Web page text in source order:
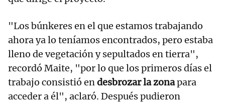
"Los búnkeres en el que estamos trabajando
ahora ya lo teníamos encontrados, pero estaba
lleno de vegetación y sepultados en tierra",
recordó Maite, "por lo que los primeros días el
trabajo consistió endesbrozar la zonapara
acceder a él", aclaró. Después pudieron